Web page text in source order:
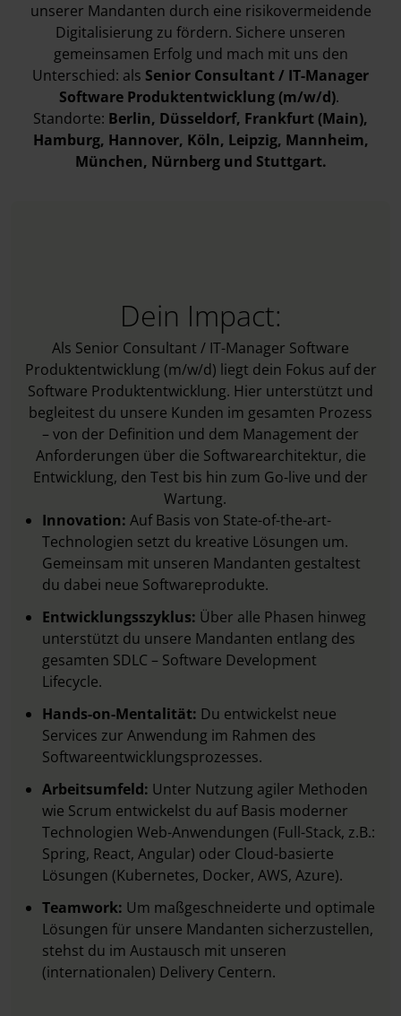
unserer Mandanten durch eine risikovermeidende
Digitalisierung zu fördern. Sichere unseren
gemeinsamen Erfolg und mach mit uns den
Unterschied: als Senior Consultant / IT-Manager
Software Produktentwicklung (m/w/d).
Standorte: Berlin, Düsseldorf, Frankfurt (Main),
Hamburg, Hannover, Köln, Leipzig, Mannheim,
München, Nürnberg und Stuttgart.
Dein Impact:
Als Senior Consultant / IT-Manager Software
Produktentwicklung (m/w/d) liegt dein Fokus auf der
Software Produktentwicklung. Hier unterstützt und
begleitest du unsere Kunden im gesamten Prozess
– von der Definition und dem Management der
Anforderungen über die Softwarearchitektur, die
Entwicklung, den Test bis hin zum Go-live und der
Wartung.
Innovation: Auf Basis von State-of-the-art-
Technologien setzt du kreative Lösungen um.
Gemeinsam mit unseren Mandanten gestaltest
du dabei neue Softwareprodukte.
Entwicklungsszyklus: Über alle Phasen hinweg
unterstützt du unsere Mandanten entlang des
gesamten SDLC – Software Development
Lifecycle.
Hands-on-Mentalität: Du entwickelst neue
Services zur Anwendung im Rahmen des
Softwareentwicklungsprozesses.
Arbeitsumfeld: Unter Nutzung agiler Methoden
wie Scrum entwickelst du auf Basis moderner
Technologien Web-Anwendungen (Full-Stack, z.B.:
Spring, React, Angular) oder Cloud-basierte
Lösungen (Kubernetes, Docker, AWS, Azure).
Teamwork: Um maßgeschneiderte und optimale
Lösungen für unsere Mandanten sicherzustellen,
stehst du im Austausch mit unseren
(internationalen) Delivery Centern.